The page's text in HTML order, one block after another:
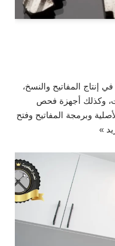
المفاتيح والنسخ،
وكذلك أجهزة فحص
وبرمجة المفاتيح وفتح
»